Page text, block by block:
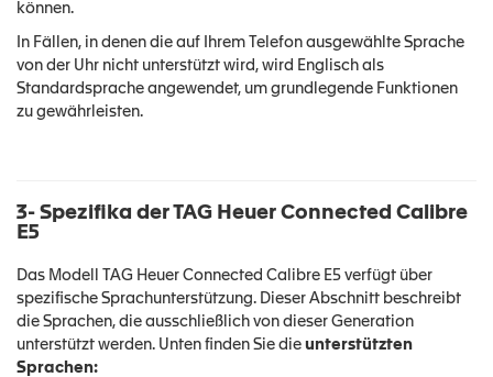
können.
In Fällen, in denen die auf Ihrem Telefon ausgewählte Sprache
von der Uhr nicht unterstützt wird, wird Englisch als
Standardsprache angewendet, um grundlegende Funktionen
zu gewährleisten.
3- Spezifika der TAG Heuer Connected Calibre
E5
Das Modell TAG Heuer Connected Calibre E5 verfügt über
spezifische Sprachunterstützung. Dieser Abschnitt beschreibt
die Sprachen, die ausschließlich von dieser Generation
unterstützt werden. Unten finden Sie die unterstützten
Sprachen: